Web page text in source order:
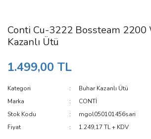
Conti Cu-3222 Bossteam 2200
Kazanlı Ütü
1.499,00 TL
Kategori
Buhar Kazanlı Ütü
Marka
CONTİ
Stok Kodu
mgol050101456sari
Fiyat
1.249,17 TL + KDV